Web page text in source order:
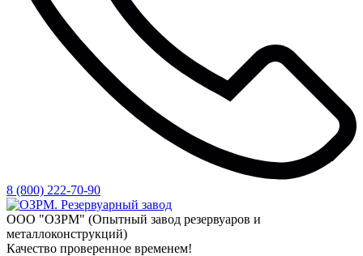
8 (800) 222-70-90
ООО "ОЗРМ" (Опытный завод резервуаров и
металлоконструкций)
Качество проверенное временем!